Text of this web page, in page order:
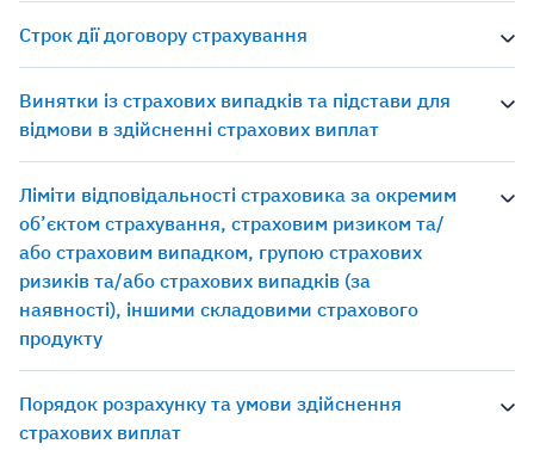
Строк дії договору страхування
Винятки із страхових випадків та підстави для
відмови в здійсненні страхових виплат
Ліміти відповідальності страховика за окремим
об’єктом страхування, страховим ризиком та/
або страховим випадком, групою страхових
ризиків та/або страхових випадків (за
наявності), іншими складовими страхового
продукту
Порядок розрахунку та умови здійснення
страхових виплат